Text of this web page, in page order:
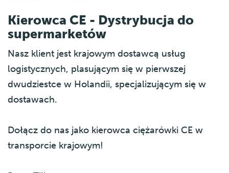
Kierowca CE - Dystrybucja do
supermarketów
Nasz klient jest krajowym dostawcą usług
logistycznych, plasującym się w pierwszej
dwudziestce w Holandii, specjalizującym się w
dostawach.
Dołącz do nas jako kierowca ciężarówki CE w
transporcie krajowym!